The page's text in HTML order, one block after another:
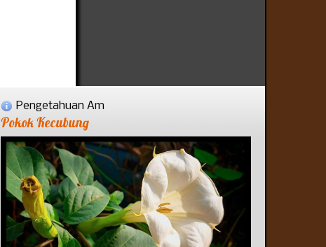
Pengetahuan Am
Pokok Kecubung